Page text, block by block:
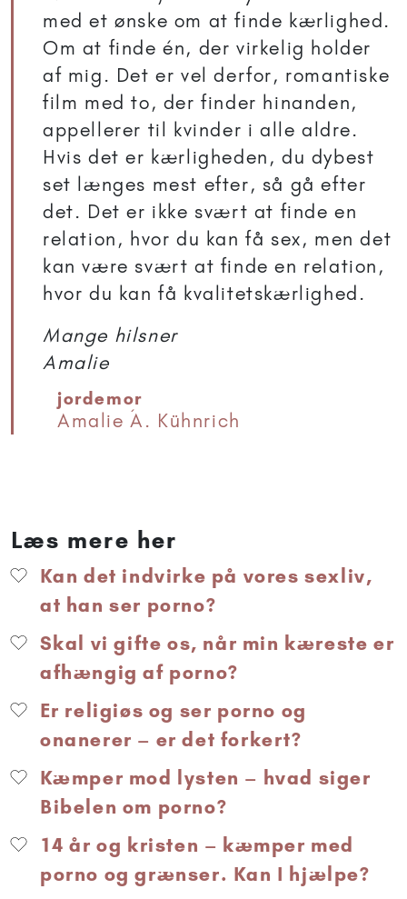
med et ønske om at finde kærlighed.
Om at finde én, der virkelig holder
af mig. Det er vel derfor, romantiske
film med to, der finder hinanden,
appellerer til kvinder i alle aldre.
Hvis det er kærligheden, du dybest
set længes mest efter, så gå efter
det. Det er ikke svært at finde en
relation, hvor du kan få sex, men det
kan være svært at finde en relation,
hvor du kan få kvalitetskærlighed.
Mange hilsner
Amalie
jordemor
Amalie Á. Kühnrich
Læs mere her
Kan det indvirke på vores sexliv,
at han ser porno?
Skal vi gifte os, når min kæreste er
afhængig af porno?
Er religiøs og ser porno og
onanerer – er det forkert?
Kæmper mod lysten – hvad siger
Bibelen om porno?
14 år og kristen – kæmper med
porno og grænser. Kan I hjælpe?